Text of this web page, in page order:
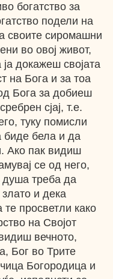
богатство за
подели на
своите сиромашни
во овој живот,
докажеш својата
на Бога и за тоа
Бога за добиеш
сјај, т.е.
туку помисли
биде бела и да
Ако пак видиш
се од него,
душа треба да
злато и дека
просветли како
на Својот
вечното,
Бог во Трите
Богородица и